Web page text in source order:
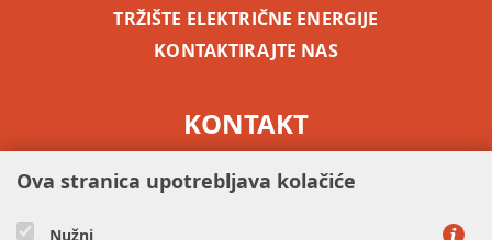
TRŽIŠTE ELEKTRIČNE ENERGIJE
KONTAKTIRAJTE NAS
KONTAKT
Ova stranica upotrebljava kolačiće
Nužni